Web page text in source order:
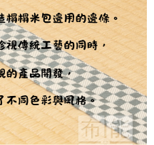
訊註冊。若發現惡意使用之情形，
使用額度並採取法律行動。